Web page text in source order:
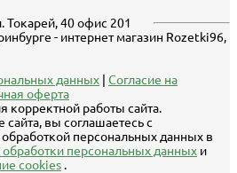
Токарей, 40 офис 201
- интернет магазин Rozetki96,
данных | Согласие на
оферта
корректной работы сайта.
вы соглашаетесь с
персональных данных в
персональных данных и
cookies .